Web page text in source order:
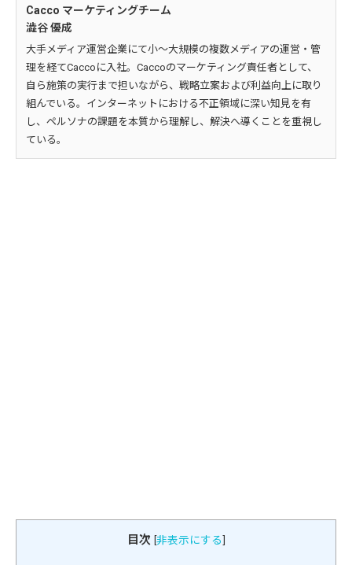
Cacco マーケティングチーム
澁谷 優成
大手メディア運営企業にて小～大規模の複数メディアの運営・管
理を経てCaccoに入社。Caccoのマーケティング責任者として、
自ら施策の実行まで担いながら、戦略立案および利益向上に取り
組んでいる。インターネットにおける不正領域に深い知見を有
し、ペルソナの課題を本質から理解し、解決へ導くことを重視し
ている。
目次 [非表示にする]